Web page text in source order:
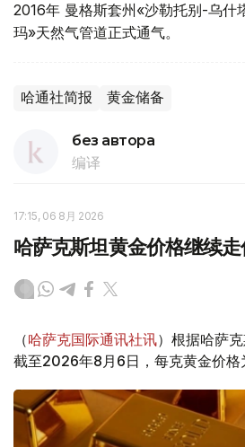
2016年 曼格斯套州«沙勒托别-乌什
玛»天然气管道正式通气。
哈通社简报 黄金储备
без автора
编译
17:15, 06 8月 2026
哈萨克斯坦黄金价格继续
（哈萨克国际通讯社讯）根据哈萨
截至2026年8月6日，每克黄金价格